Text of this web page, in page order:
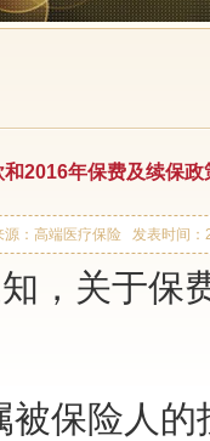
和2016年保费及续保
：高端医疗保险 发表时间
，关于保
被保险人